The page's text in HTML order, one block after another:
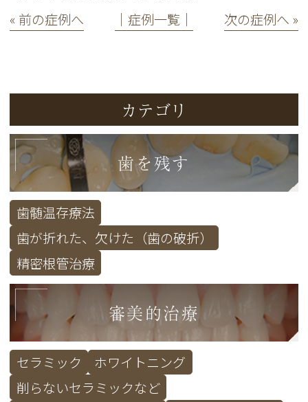
« 前の症例へ
│症例一覧│ 次の症例へ »
カテゴリ
歯を残す
歯髄温存療法
歯が折れた、欠けた（歯の破折）
精密根管治療
審美的治療
セラミック
ホワイトニング
削らないセラミックなど